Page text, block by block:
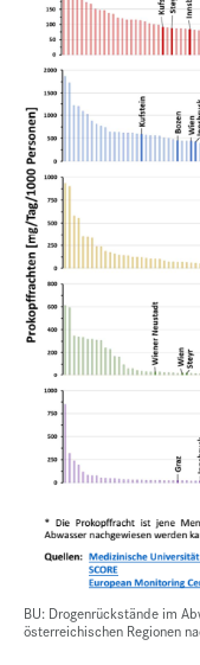
BU: Drogenrückstände im
österreichischen Regionen